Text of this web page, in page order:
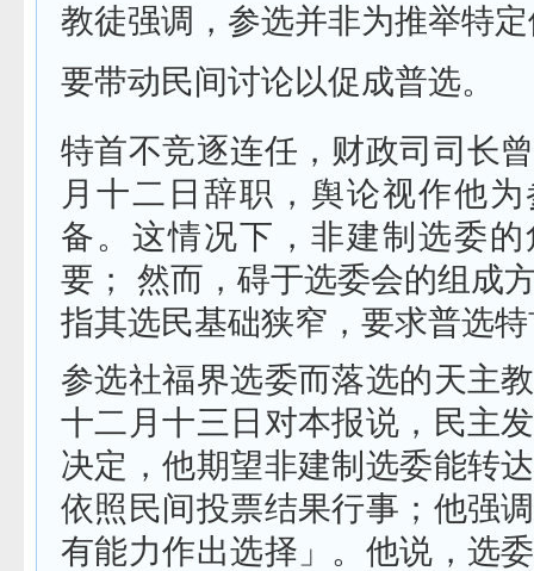
教徒强调，参选并非为推举特
要带动民间讨论以促成普选。
特首不竞逐连任，财政司司长
月十二日辞职，舆论视作他
备。这情况下，非建制选委
要； 然而，碍于选委会的组成
指其选民基础狭窄，要求普选
参选社福界选委而落选的天主
十二月十三日对本报说，民主
决定，他期望非建制选委能转
依照民间投票结果行事；他强
有能力作出选择」。他说，选